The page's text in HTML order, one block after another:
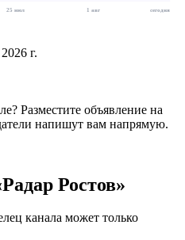
25 июл 1 авг сегодня
г.
Разместите объявление на
напишут вам напрямую.
Радар Ростов»
канала может только